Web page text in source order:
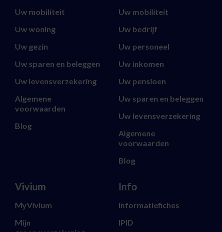
Uw mobiliteit
Uw woning
Uw gezin
Uw sparen en beleggen
Uw levensverzekering
Algemene
voorwaarden
Blog
Uw mobiliteit
Uw bedrijf
Uw personeel
Uw inkomen
Uw pensioen
Uw sparen en beleggen
Uw levensverzekering
Algemene
voorwaarden
Blog
Vivium
MyVivium
Mijn
Info
Informatiefiches
IPID